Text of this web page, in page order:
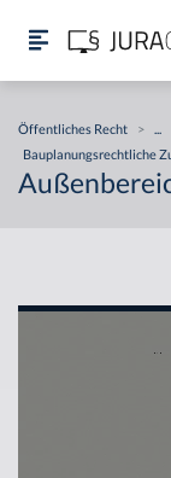
Öffentliches Recht >
Bauplanungsrechtliche